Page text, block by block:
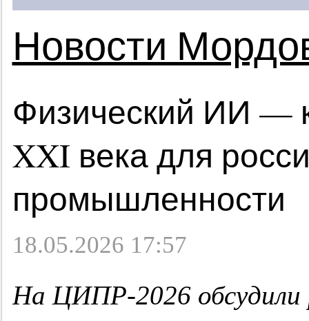
Новости
Физический ИИ —
XXI века для
промышленности
18.05.2026 17:57
На ЦИПР-2026 обсудили